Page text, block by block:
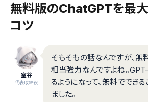
無料版のChatGPTを最
コツ
室谷
代表取締役
そもそもの話なんですが、
相当強力なんですよね。
るようになって、無料ででき
ました。